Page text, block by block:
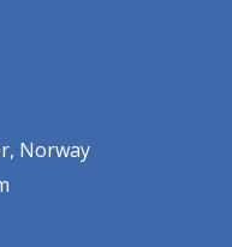
Norway